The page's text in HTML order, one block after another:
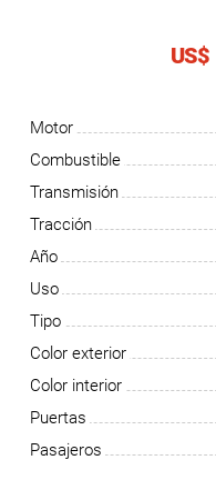
US$
Motor
Combustible
Transmisión
Tracción
Año
Uso
Tipo
Color exterior
Color interior
Puertas
Pasajeros